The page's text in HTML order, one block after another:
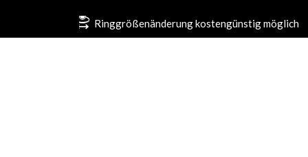
Ringgrößenänderung kostengünstig möglich